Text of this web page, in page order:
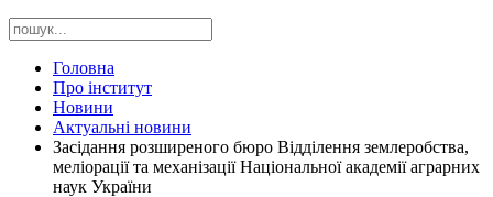
Головна
Про інститут
Новини
Актуальні новини
Засідання розширеного бюро Відділення землеробства,
меліорації та механізації Національної академії аграрних
наук України